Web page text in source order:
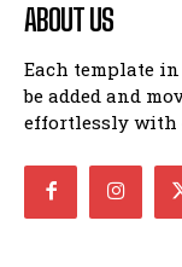
ABOUT US
Each template
be added and
effortlessly with